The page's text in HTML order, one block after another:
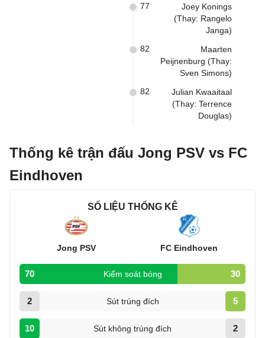
Joey Konings
(Thay: Rangelo
Janga)
77
Maarten
Peijnenburg (Thay:
Sven Simons)
82
Julian Kwaaitaal
(Thay: Terrence
Douglas)
82
Thống kê trận đấu Jong PSV vs FC
Eindhoven
SỐ LIỆU THỐNG KÊ
Jong PSV FC Eindhoven
70 Kiểm soát bóng 30
2 Sút trúng đích 5
10 Sút không trúng đích 2